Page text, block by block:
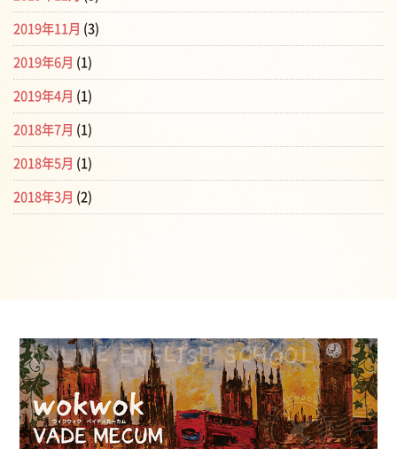
2019年11月 (3)
2019年6月 (1)
2019年4月 (1)
2018年7月 (1)
2018年5月 (1)
2018年3月 (2)